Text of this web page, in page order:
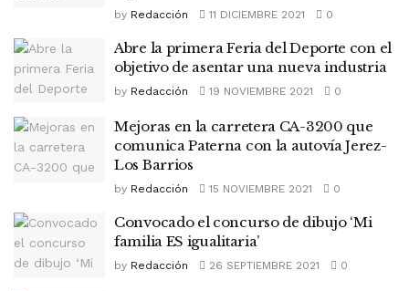
by Redacción 11 DICIEMBRE 2021 0
Abre la primera Feria del Deporte con el
objetivo de asentar una nueva industria
by Redacción 19 NOVIEMBRE 2021 0
Mejoras en la carretera CA-3200 que
comunica Paterna con la autovía Jerez-
Los Barrios
by Redacción 15 NOVIEMBRE 2021 0
Convocado el concurso de dibujo ‘Mi
familia ES igualitaria’
by Redacción 26 SEPTIEMBRE 2021 0